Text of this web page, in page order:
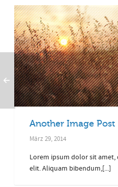
Another Image Post
März 29, 2014
Lorem ipsum dolor sit amet,
elit. Aliquam bibendum,[...]